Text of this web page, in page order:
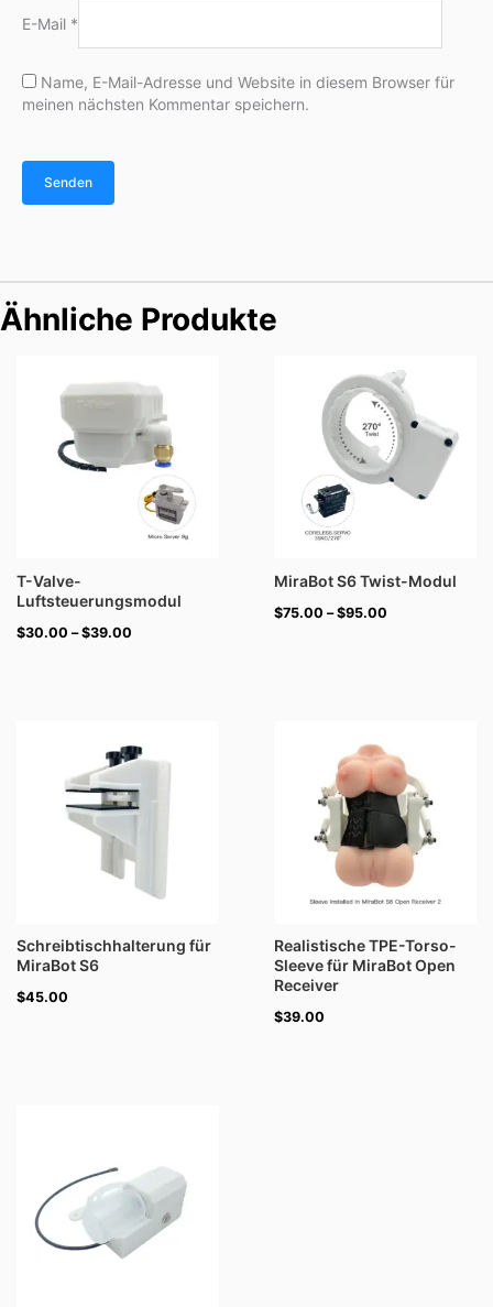
E-Mail *
Name, E-Mail-Adresse und Website in diesem Browser für
meinen nächsten Kommentar speichern.
Ähnliche Produkte
T-Valve-
Luftsteuerungsmodul
$30.00 –$39.00
bis
$39.00
MiraBot S6 Twist-Modul
$75.00 –$95.00
bis
$95.00
Schreibtischhalterung für
MiraBot S6
$45.00
Realistische TPE-Torso-
Sleeve für MiraBot Open
Receiver
$39.00